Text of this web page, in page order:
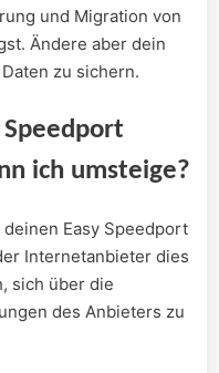
und Migration von
Ändere aber dein
zu‌ sichern.
Speedport
ich umsteige?
Easy Speedport
Internetanbieter dies
sich über die​
des Anbieters zu